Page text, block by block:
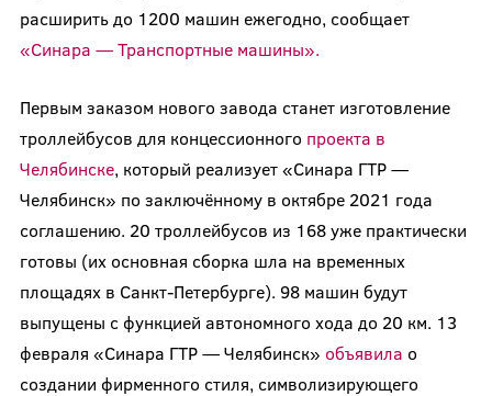
расширить до 1200 машин ежегодно, сообщает
«Синара — Транспортные машины».
Первым заказом нового завода станет изготовление
троллейбусов для концессионного проекта в
Челябинске, который реализует «Синара ГТР —
Челябинск» по заключённому в октябре 2021 года
соглашению. 20 троллейбусов из 168 уже практически
готовы (их основная сборка шла на временных
площадях в Санкт-Петербурге). 98 машин будут
выпущены с функцией автономного хода до 20 км. 13
февраля «Синара ГТР — Челябинск» объявила о
создании фирменного стиля, символизирующего